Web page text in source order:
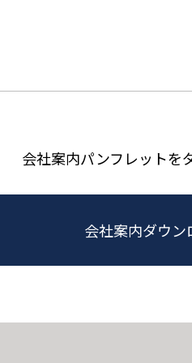
会社案内パンフレットを
会社案内ダウン